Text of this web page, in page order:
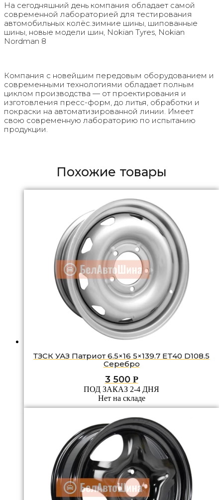
На сегодняшний день компания обладает самой
современной лабораторией для тестирования
автомобильных колёс.зимние шины, шипованные
шины, новые модели шин, Nokian Tyres, Nokian
Nordman 8
Компания с новейшим передовым оборудованием и
современными технологиями обладает полным
циклом производства — от проектирования и
изготовления пресс-форм, до литья, обработки и
покраски на автоматизированной линии. Имеет
свою современную лабораторию по испытанию
продукции.
Похожие товары
ТЗСК УАЗ Патриот 6.5×16 5×139.7 ET40 D108.5
Серебро
3 500 Р
ПОД ЗАКАЗ 2-4 ДНЯ
Нет на складе